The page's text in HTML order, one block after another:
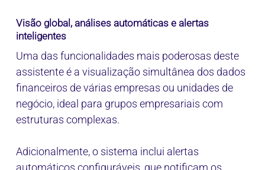
Visão global, análises automáticas e alertas
inteligentes
Uma das funcionalidades mais poderosas deste
assistente é a visualização simultânea dos dados
financeiros de várias empresas ou unidades de
negócio, ideal para grupos empresariais com
estruturas complexas.
Adicionalmente, o sistema inclui alertas
automáticos configuráveis, que notificam os